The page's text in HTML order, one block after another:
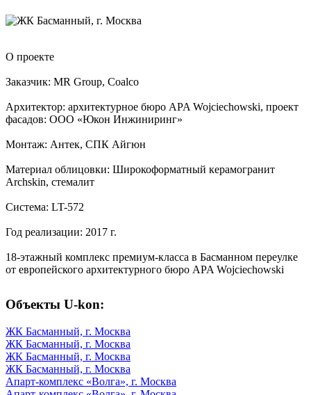
О проекте
Заказчик: MR Group, Coalco
Архитектор: архитектурное бюро APA Wojciechowski, проект
фасадов: ООО «Юкон Инжиниринг»
Монтаж: Антек, СПК Айгюн
Материал облицовки: Широкоформатный керамогранит
Archskin, стемалит
Система: LT-572
Год реализации: 2017 г.
18-этажный комплекс премиум-класса в Басманном переулке
от европейского архитектурного бюро APA Wojciechowski
Объекты U-kon:
ЖК Басманный, г. Москва
ЖК Басманный, г. Москва
ЖК Басманный, г. Москва
ЖК Басманный, г. Москва
Апарт-комплекс «Волга», г. Москва